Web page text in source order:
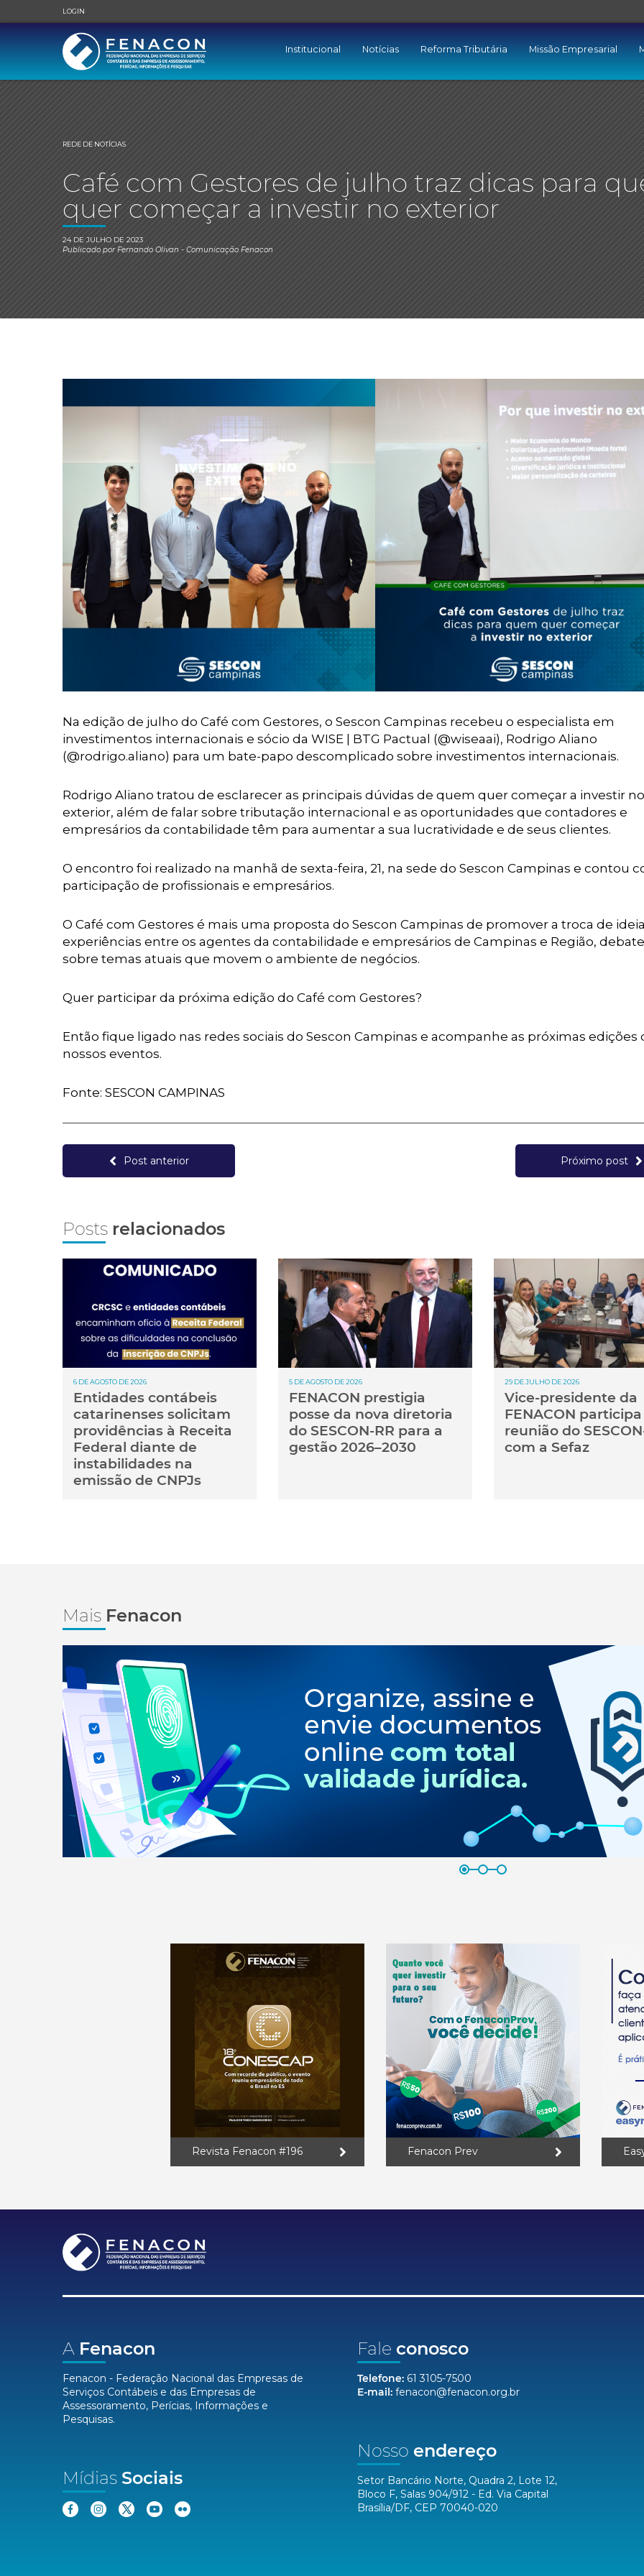
LOGIN
Institucional Notícias Reforma Tributária Missão Empresarial
REDE DE NOTÍCIAS
Café com Gestores de julho traz dicas para
quer começar a investir no exterior
24 DE JULHO DE 2023
Publicado porFernando Olivan- Comunicação Fenacon
Na edição de julho do Café com Gestores, o Sescon Campinas recebeu o especialista em
investimentos internacionais e sócio da WISE | BTG Pactual (@wiseaai), Rodrigo Aliano
(@rodrigo.aliano) para um bate-papo descomplicado sobre investimentos internacionais.
Rodrigo Aliano tratou de esclarecer as principais dúvidas de quem quer começar a investir no
exterior, além de falar sobre tributação internacional e as oportunidades que contadores e
empresários da contabilidade têm para aumentar a sua lucratividade e de seus clientes.
O encontro foi realizado na manhã de sexta-feira, 21, na sede do Sescon Campinas e contou
participação de profissionais e empresários.
O Café com Gestores é mais uma proposta do Sescon Campinas de promover a troca de
experiências entre os agentes da contabilidade e empresários de Campinas e Região,
sobre temas atuais que movem o ambiente de negócios.
Quer participar da próxima edição do Café com Gestores?
Então fique ligado nas redes sociais do Sescon Campinas e acompanhe as próximas edições
nossos eventos.
Fonte: SESCON CAMPINAS
Post anterior Próximo post
Posts relacionados
6 DE AGOSTO DE 2026
Entidades contábeis
catarinenses solicitam
providências à Receita
Federal diante de
instabilidades na
emissão de CNPJs
5 DE AGOSTO DE 2026
FENACON prestigia
posse da nova diretoria
do SESCON-RR para a
gestão 2026–2030
29 DE JULHO DE 2026
Vice-presidente da
FENACON
reunião do
com a Sefaz
Mais Fenacon
Revista Fenacon #196 Fenacon Prev
A Fenacon
Fenacon - Federação Nacional das Empresas de
Serviços Contábeis e das Empresas de
Assessoramento, Perícias, Informações e
Pesquisas.
Mídias Sociais
Fale conosco
Telefone: 61 3105-7500
E-mail: fenacon@fenacon.org.br
Nosso endereço
Setor Bancário Norte, Quadra 2, Lote 12,
Bloco F, Salas 904/912 - Ed. Via Capital
Brasília/DF, CEP 70040-020